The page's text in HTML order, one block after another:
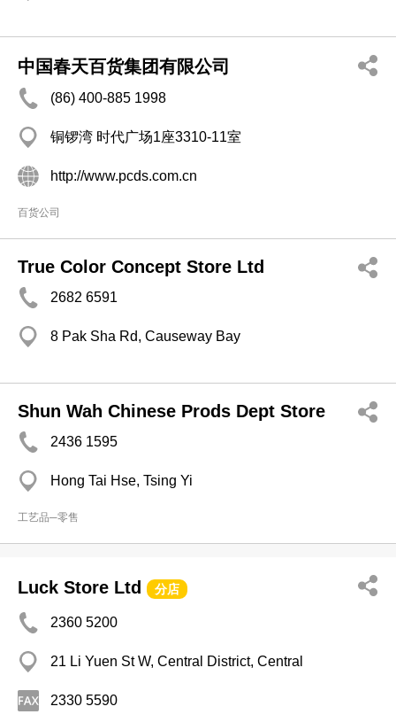
中国春天百货集团有限公司
(86) 400-885 1998
铜锣湾 时代广场1座3310-11室
http://www.pcds.com.cn
百货公司
True Color Concept Store Ltd
2682 6591
8 Pak Sha Rd, Causeway Bay
Shun Wah Chinese Prods Dept Store
2436 1595
Hong Tai Hse, Tsing Yi
工艺品─零售
Luck Store Ltd 分店
2360 5200
21 Li Yuen St W, Central District, Central
2330 5590